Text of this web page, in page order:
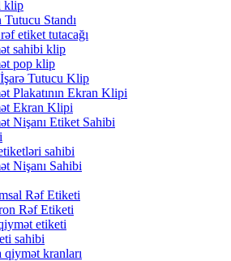
klip
Tutucu Standı
etiket tutacağı
sahibi klip
pop klip
İşarə Tutucu Klip
Plakatının Ekran Klipi
Ekran Klipi
Nişanı Etiket Sahibi
sahibi
Nişanı Sahibi
Rəf Etiketi
Rəf Etiketi
etiketi
sahibi
qiymət kranları